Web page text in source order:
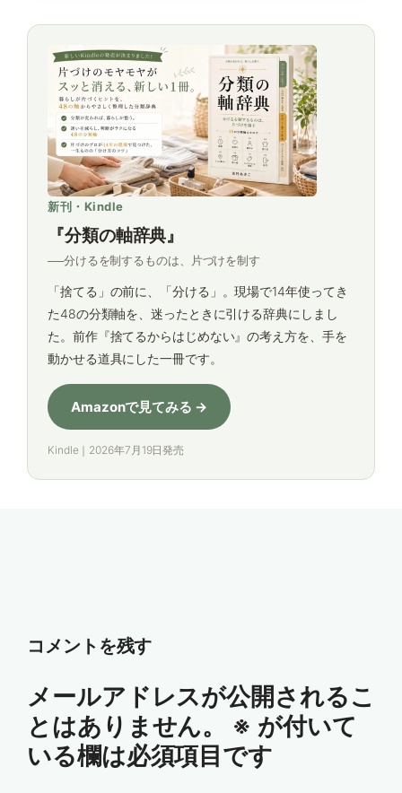
新刊・Kindle
『分類の軸辞典』
──分けるを制するものは、片づけを制す
「捨てる」の前に、「分ける」。現場で14年使ってき
た48の分類軸を、迷ったときに引ける辞典にしまし
た。前作『捨てるからはじめない』の考え方を、手を
動かせる道具にした一冊です。
Amazonで見てみる →
Kindle｜2026年7月19日発売
コメントを残す
メールアドレスが公開されるこ
とはありません。
※ が付いて
いる欄は必須項目です